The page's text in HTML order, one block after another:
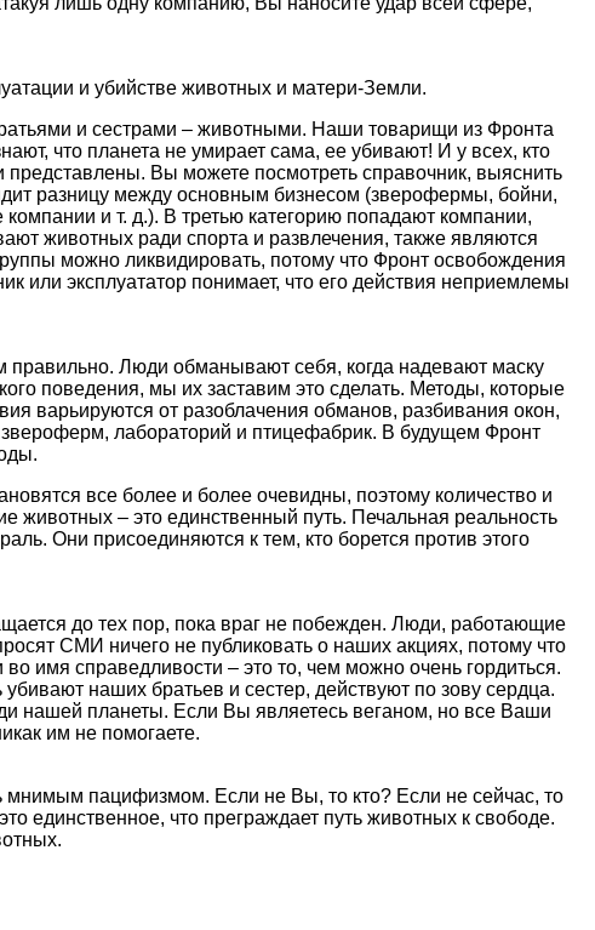
и убийстве животных и матери-Земли.
и сестрами – животными. Наши товарищи из Фронта
что планета не умирает сама, ее убивают! И у всех, кто
Вы можете посмотреть справочник, выяснить
разницу между основным бизнесом (зверофермы, бойни,
и т. д.). В третью категорию попадают компании,
животных ради спорта и развлечения, также являются
можно ликвидировать, потому что Фронт освобождения
или эксплуататор понимает, что его действия неприемлемы
правильно. Люди обманывают себя, когда надевают маску
поведения, мы их заставим это сделать. Методы, которые
варьируются от разоблачения обманов, разбивания окон,
звероферм, лабораторий и птицефабрик. В будущем Фронт
все более и более очевидны, поэтому количество и
животных – это единственный путь. Печальная реальность
Они присоединяются к тем, кто борется против этого
до тех пор, пока враг не побежден. Люди, работающие
СМИ ничего не публиковать о наших акциях, потому что
имя справедливости – это то, чем можно очень гордиться.
наших братьев и сестер, действуют по зову сердца.
нашей планеты. Если Вы являетесь веганом, но все Ваши
им не помогаете.
мнимым пацифизмом. Если не Вы, то кто? Если не сейчас, то
единственное, что преграждает путь животных к свободе.